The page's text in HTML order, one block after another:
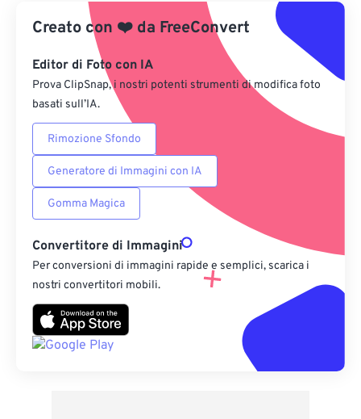
Da Google Drive
Da OneDrive
Dall'URL
Creato con ❤️ da FreeConvert
Editor di Foto con IA
Prova ClipSnap, i nostri potenti strumenti di modifica foto
basati sull’IA.
Rimozione Sfondo
Generatore di Immagini con IA
Gomma Magica
Convertitore di Immagini
Per conversioni di immagini rapide e semplici, scarica i
nostri convertitori mobili.